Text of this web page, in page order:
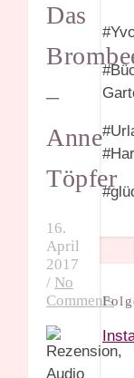
Das
–
Anne
Töpfer
16.
April
2017
/ No
Comments